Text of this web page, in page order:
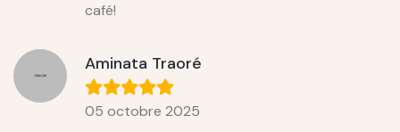
café!
Aminata Traoré
05 octobre 2025